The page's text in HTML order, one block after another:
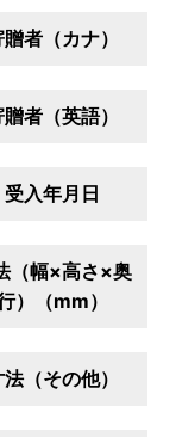
者（カナ）
者（英語）
受入年月日
（幅×高さ×奥
）（mm）
（その他）